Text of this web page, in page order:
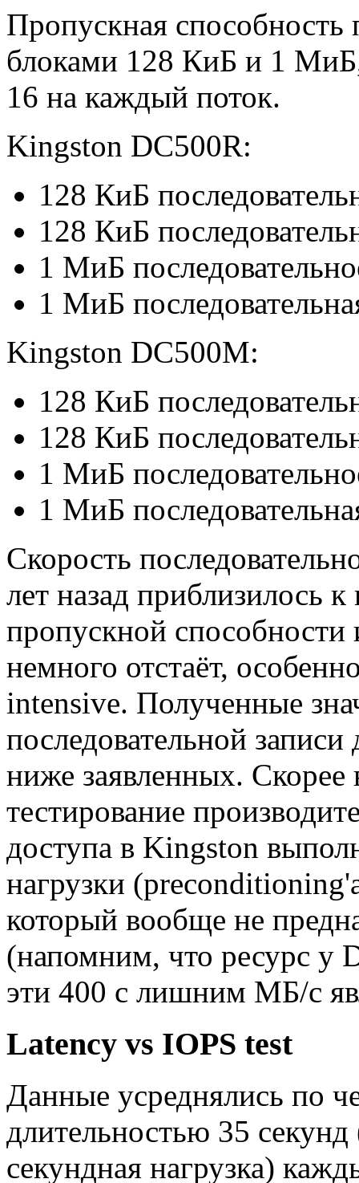
Пропускная способность
блоками 128 КиБ и 1
16 на каждый поток.
Kingston DC500R:
128 КиБ
128 КиБ
1 МиБ
1 МиБ
Kingston DC500M:
128 КиБ
128 КиБ
1 МиБ
1 МиБ
Скорость
лет назад приблизилось
пропускной способности
немного отстаёт,
intensive. Полученные
последовательной
ниже заявленных. Скорее
тестирование
доступа в Kingston
нагрузки
который вообще не
(напомним, что ресурс у
эти 400 с лишним МБ/с
Latency vs IOPS test
Данные усреднялись по
длительностью 35
секундная нагрузка)